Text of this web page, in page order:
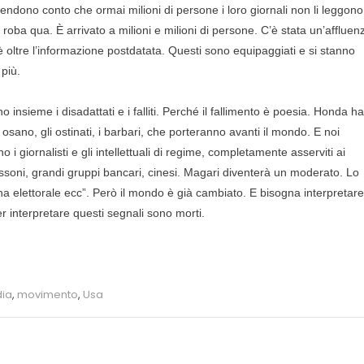
conto che ormai milioni di persone i loro giornali non li leggono
qua. È arrivato a milioni e milioni di persone. C’è stata
l’informazione postdatata. Questi sono equipaggiati e si stanno
insieme i disadattati e i falliti. Perché il fallimento è poesia. Honda ha
gli ostinati, i barbari, che porteranno avanti il mondo. E noi
i giornalisti e gli intellettuali di regime, completamente asserviti ai
grandi gruppi bancari, cinesi. Magari diventerà un moderato. Lo
elettorale ecc”. Però il mondo è già cambiato. E bisogna interpretare
interpretare questi segnali sono morti.
, movimento, Usa